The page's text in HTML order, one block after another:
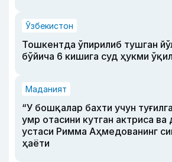
Ўзбекистон
Тошкентда ўпирилиб тушган
бўйича 6 кишига суд ҳукми
Маданият
“У бошқалар бахти учун
умр отасини кутган актриса
устаси Римма Аҳмедованинг
ҳаёти